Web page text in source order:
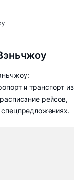
и транспорт из
рейсов,